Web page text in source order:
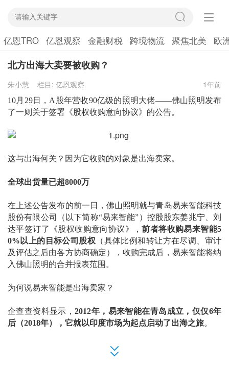
亿恩TRO 亿恩观察 金融财税 跨境物流 聚焦北美 欧
北方出海大卖要被收购？
朱小慧 栏目: 亿恩观察 1年前
10月29日，A股年营收90亿级的照明大佬——佛山照明发布
了一则 关于签署《股权收购意向协议》的公告。
这与出海何关？因为它收购的对象是出海卖家。
全球出货量已超8000万
在上述公告发布的前一日，佛山照明就与青岛易来智能科技
股份有限公司（以下简称“易来智能”）控股股东姜兆宁、刘
达平签订了《股权收购意向协议》，前者将收购易来智能5
0%以上的目标公司股权 （具体比例和转让方在尽调、审计
及评估之后由各方协商确定），收购完成后， 易来智能将纳
入佛山照明的合并报表范围。
为何说易来智能是出海卖家？
企查查资料显示，2012年，易来智能在青岛成立，仅仅6年
后（2018年），它就以印度市场为起点启动了出海之旅。
出海第二年，易来智能的海外市场收入就
。而在其官方渠道中，易来智能表示，